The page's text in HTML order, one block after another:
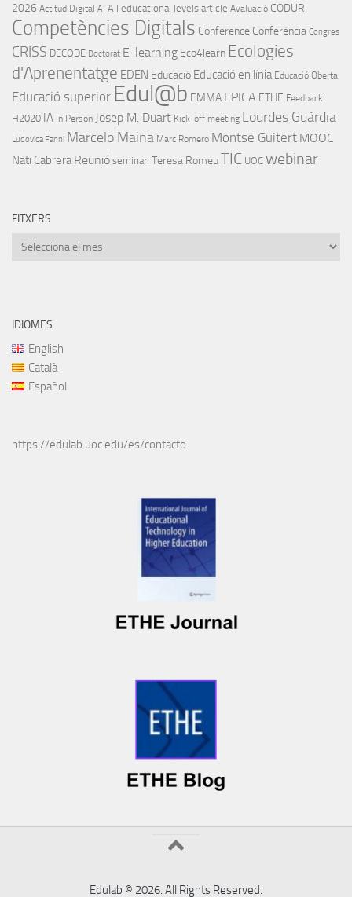
2026 Actitud Digital AI All educational levels article Avaluació CODUR
Competències Digitals Conference Conferència Congres
CRISS DECODE Doctorat E-learning Eco4learn Ecologies
d'Aprenentatge EDEN Educació Educació en línia Educació Oberta
Educació superior Edul@b EMMA EPICA ETHE Feedback
H2020 IA In Person Josep M. Duart Kick-off meeting Lourdes Guàrdia
Ludovica Fanni Marcelo Maina Marc Romero Montse Guitert MOOC
Nati Cabrera Reunió seminari Teresa RomeuTIC UOC webinar
FITXERS
Fitxers
IDIOMES
English
Català
Español
https://edulab.uoc.edu/es/contacto
Edulab © 2026. All Rights Reserved.